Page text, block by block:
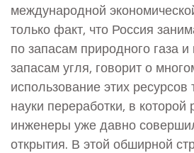
международной
только факт, что Россия
по запасам природного газа
запасам угля, говорит о
использование этих ресурсов
науки переработки, в которой
инженеры уже давно
открытия. В этой обширной